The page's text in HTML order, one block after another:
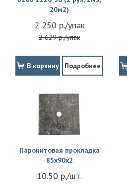
20м2)
2 250 р./упак
2 629 р./упак
В корзину Подробнее
Паронитовая прокладка
85x90x2
10.50 р./шт.